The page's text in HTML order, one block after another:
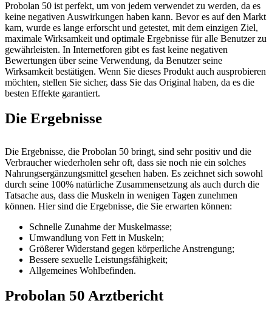
Probolan 50 ist perfekt, um von jedem verwendet zu werden, da es
keine negativen Auswirkungen haben kann. Bevor es auf den Markt
kam, wurde es lange erforscht und getestet, mit dem einzigen Ziel,
maximale Wirksamkeit und optimale Ergebnisse für alle Benutzer zu
gewährleisten. In Internetforen gibt es fast keine negativen
Bewertungen über seine Verwendung, da Benutzer seine
Wirksamkeit bestätigen. Wenn Sie dieses Produkt auch ausprobieren
möchten, stellen Sie sicher, dass Sie das Original haben, da es die
besten Effekte garantiert.
Die Ergebnisse
Die Ergebnisse, die Probolan 50 bringt, sind sehr positiv und die
Verbraucher wiederholen sehr oft, dass sie noch nie ein solches
Nahrungsergänzungsmittel gesehen haben. Es zeichnet sich sowohl
durch seine 100% natürliche Zusammensetzung als auch durch die
Tatsache aus, dass die Muskeln in wenigen Tagen zunehmen
können. Hier sind die Ergebnisse, die Sie erwarten können:
Schnelle Zunahme der Muskelmasse;
Umwandlung von Fett in Muskeln;
Größerer Widerstand gegen körperliche Anstrengung;
Bessere sexuelle Leistungsfähigkeit;
Allgemeines Wohlbefinden.
Probolan 50 Arztbericht